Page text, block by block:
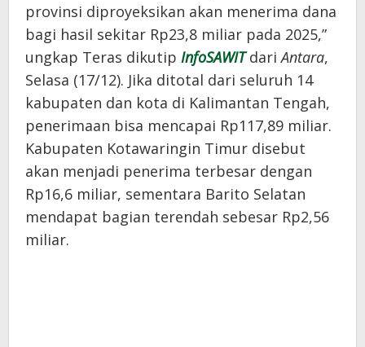
provinsi diproyeksikan akan menerima dana
bagi hasil sekitar Rp23,8 miliar pada 2025,”
ungkap Teras dikutip InfoSAWITdariAntara,
Selasa (17/12). Jika ditotal dari seluruh 14
kabupaten dan kota di Kalimantan Tengah,
penerimaan bisa mencapai Rp117,89 miliar.
Kabupaten Kotawaringin Timur disebut
akan menjadi penerima terbesar dengan
Rp16,6 miliar, sementara Barito Selatan
mendapat bagian terendah sebesar Rp2,56
miliar.